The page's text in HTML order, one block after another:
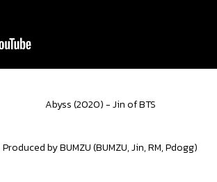
Abyss (2020) - Jin of BTS
Produced by BUMZU (BUMZU, Jin, RM, Pdogg)